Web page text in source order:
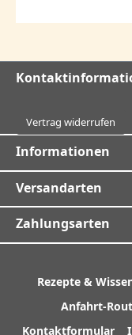
Vertrag widerrufen
Informationen
Versandarten
Zahlungsarten
Rezepte &
Anfahrt-
Kontaktformular